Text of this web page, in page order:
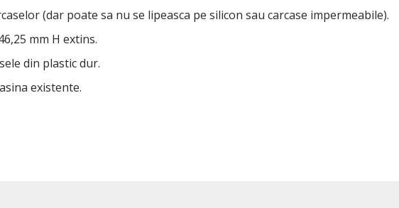
(dar poate sa nu se lipeasca pe silicon sau carcase impermeabile).
mm H extins.
din plastic dur.
existente.